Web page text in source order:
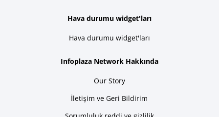
Hava durumu widget'ları
Hava durumu widget'ları
Infoplaza Network Hakkında
Our Story
İletişim ve Geri Bildirim